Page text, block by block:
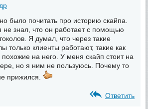
было почитать про историю скайпа.
не знал, что он работает с помощью
Я думал, что через такие
только клиенты работают, такие как
похожие на него. У меня скайп стоит на
но я ним не пользуюсь. Почему то
прижился.
Ответить